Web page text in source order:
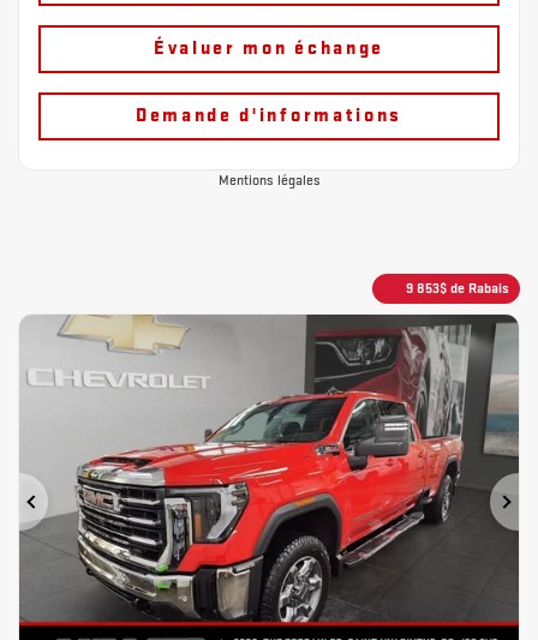
Évaluer mon échange
Demande d'informations
Mentions légales
9 853$ de Rabais
Précédent